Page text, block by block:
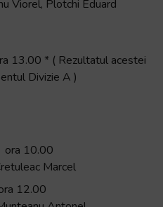
Viorel, Plotchi Eduard
13.00 * ( Rezultatul acestei
Divizie A )
ora 10.00
Marcel
12.00